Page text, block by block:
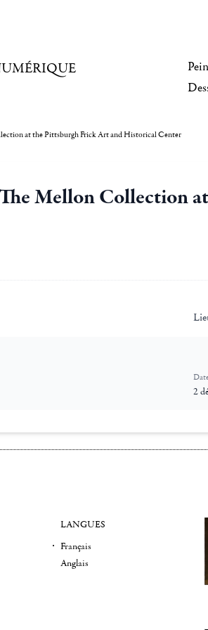
at the Pittsburgh Frick Art and Historical Center
Mellon Collection
2
LANGUES
Français
Anglais